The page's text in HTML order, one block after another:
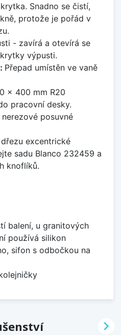
Snadno se čistí,
protože je pořád v
- zavírá a otevírá se
výpusti.
Přepad umístěn ve vaně
x 400 mm R20
pracovní desky.
posuvné
excentrické
sadu Blanco 232459 a
knoflíků.
balení, u granitových
používá silikon
sifon s odbočkou na
